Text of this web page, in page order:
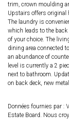
trim, crown moulding
Upstairs offers original
The laundry is
which leads to the back
of your choice. The
dining area connected
an abundance of
level is currently a 2
next to bathroom.
on back deck, new
Données fournies par :
Estate Board. Nous